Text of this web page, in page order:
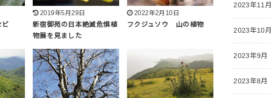
2019年5月29日
新宿御苑の日本絶滅危惧植
物展を見ました
2022年2月10日
フクジュソウ 山の植物
2023年11月
2023年10月
2023年9月
2023年8月